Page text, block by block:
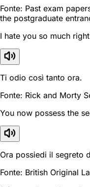
Fonte: Past exam
the postgraduate
I hate you so much
Ti odio così tanto ora.
Fonte: Rick and Morty
You now possess the
Ora possiedi il segreto
Fonte: British Original